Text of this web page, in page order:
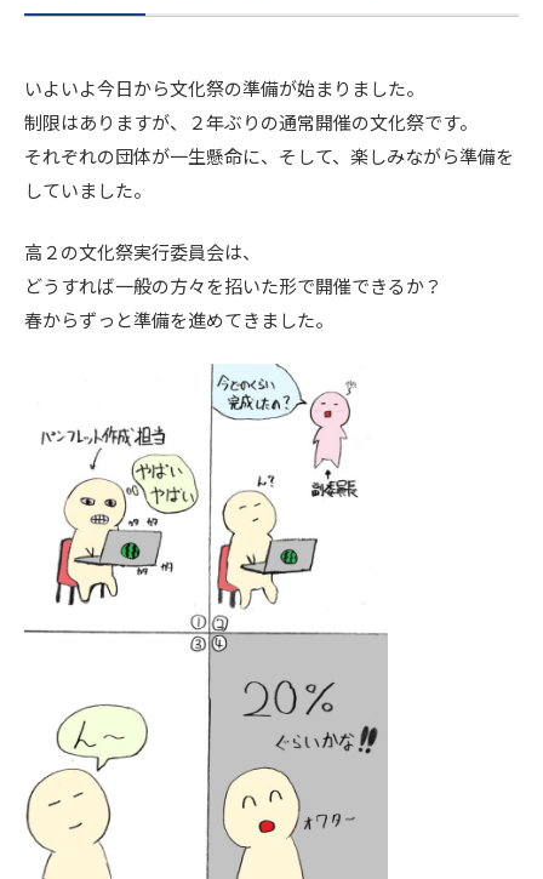
在校生・
皆様へ
卒業生の
皆様へ
皆様へ
いじめ防止基本方針
採用情報 文化祭
いよいよ今日から文化祭の準備が始まりました。
制限はありますが、２年ぶりの通常開催の文化祭です。
それぞれの団体が一生懸命に、そして、楽しみながら準備を
していました。
高２の文化祭実行委員会は、
どうすれば一般の方々を招いた形で開催できるか？
春からずっと準備を進めてきました。